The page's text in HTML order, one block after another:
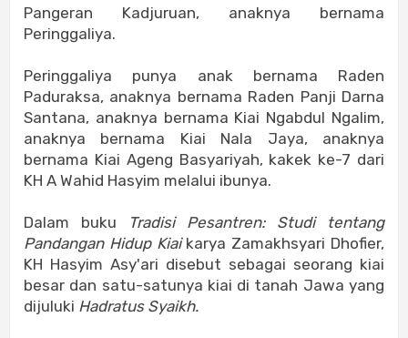
Pangeran Kadjuruan, anaknya bernama
Peringgaliya.
Peringgaliya punya anak bernama Raden
Paduraksa, anaknya bernama Raden Panji Darna
Santana, anaknya bernama Kiai Ngabdul Ngalim,
anaknya bernama Kiai Nala Jaya, anaknya
bernama Kiai Ageng Basyariyah, kakek ke-7 dari
KH A Wahid Hasyim melalui ibunya.
Dalam buku
Tradisi Pesantren: Studi tentang
Pandangan Hidup Kiaikarya Zamakhsyari Dhofier,
KH Hasyim Asy'ari disebut sebagai seorang kiai
besar dan satu-satunya kiai di tanah Jawa yang
dijuluki Hadratus Syaikh.